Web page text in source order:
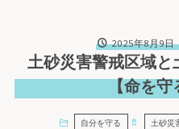
2025年8月9日
土砂災害警戒区域と
【命を守
自分を守る 土砂災